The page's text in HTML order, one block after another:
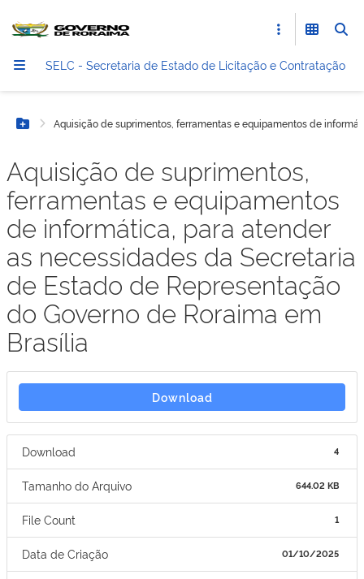
SELC - Secretaria de Estado de Licitação e Contratação
Botão Menu
Aquisição de suprimentos, ferramentas e equipamentos de
Aquisição de suprimentos,
ferramentas e equipamentos
de informática, para atender
as necessidades da Secretaria
de Estado de Representação
do Governo de Roraima em
Brasília
Download
Download 4
Tamanho do Arquivo 644.02 KB
File Count 1
Data de Criação 01/10/2025